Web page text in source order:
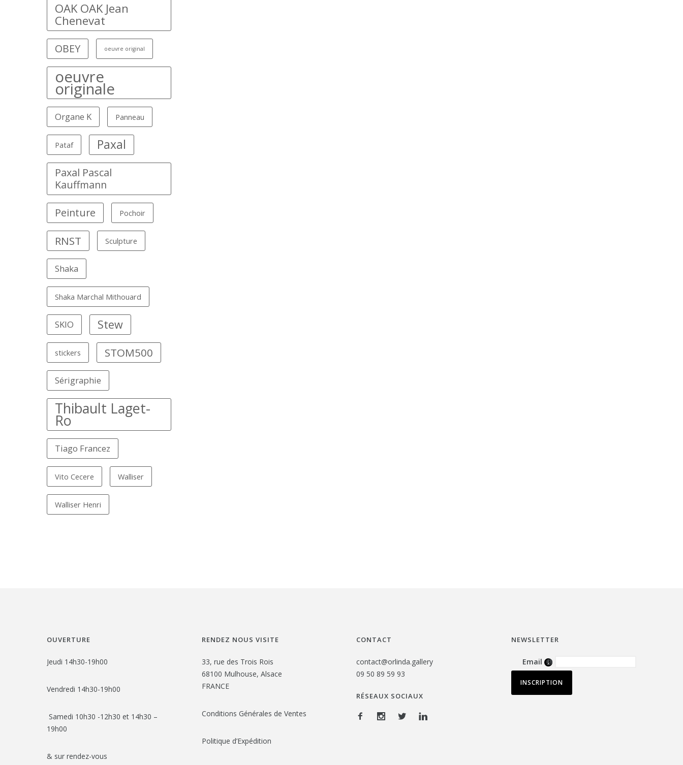
OAK OAK Jean
Chenevat
OBEY oeuvre original
oeuvre
originale
Organe K Panneau
Pataf Paxal
Paxal Pascal
Kauffmann
Peinture Pochoir
RNST Sculpture
Shaka
Shaka Marchal Mithouard
SKIO Stew
stickers STOM500
Sérigraphie
Thibault Laget-
Ro
Tiago Francez
Vito Cecere Walliser
Walliser Henri
OUVERTURE
Jeudi 14h30-19h00
Vendredi 14h30-19h00
Samedi 10h30 -12h30 et 14h30 –
19h00
& sur rendez-vous
RENDEZ NOUS VISITE
33, rue des Trois Rois
68100 Mulhouse, Alsace
FRANCE
Conditions Générales de Ventes
Politique d’Expédition
CONTACT
contact@orlinda.gallery
09 50 89 59 93
RÉSEAUX SOCIAUX
NEWSLETTER
Email